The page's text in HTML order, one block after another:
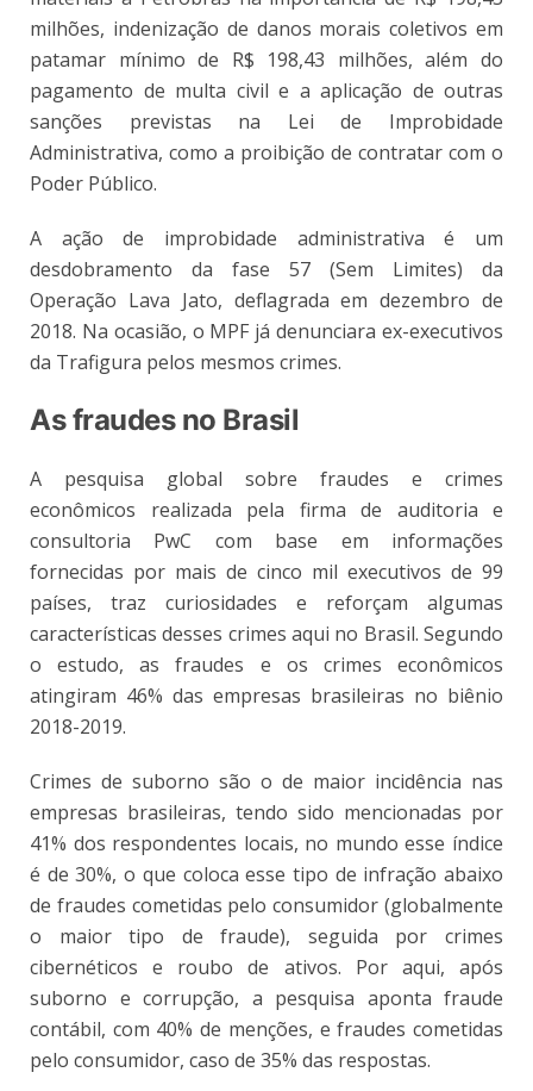
milhões, indenização de danos morais coletivos em
patamar mínimo de R$ 198,43 milhões, além do
pagamento de multa civil e a aplicação de outras
sanções previstas na Lei de Improbidade
Administrativa, como a proibição de contratar com o
Poder Público.
A ação de improbidade administrativa é um
desdobramento da fase 57 (Sem Limites) da
Operação Lava Jato, deflagrada em dezembro de
2018. Na ocasião, o MPF já denunciara ex-executivos
da Trafigura pelos mesmos crimes.
As fraudes no Brasil
A pesquisa global sobre fraudes e crimes
econômicos realizada pela firma de auditoria e
consultoria PwC com base em informações
fornecidas por mais de cinco mil executivos de 99
países, traz curiosidades e reforçam algumas
características desses crimes aqui no Brasil. Segundo
o estudo, as fraudes e os crimes econômicos
atingiram 46% das empresas brasileiras no biênio
2018-2019.
Crimes de suborno são o de maior incidência nas
empresas brasileiras, tendo sido mencionadas por
41% dos respondentes locais, no mundo esse índice
é de 30%, o que coloca esse tipo de infração abaixo
de fraudes cometidas pelo consumidor (globalmente
o maior tipo de fraude), seguida por crimes
cibernéticos e roubo de ativos. Por aqui, após
suborno e corrupção, a pesquisa aponta fraude
contábil, com 40% de menções, e fraudes cometidas
pelo consumidor, caso de 35% das respostas.